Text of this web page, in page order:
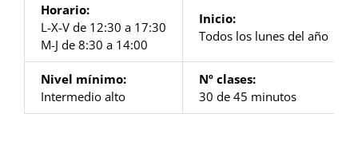
Horario:
L-X-V de 12:30 a 17:30
M-J de 8:30 a 14:00
Inicio:
Todos los lunes del año
Nivel mínimo:
Intermedio alto
Nº clases:
30 de 45 minutos